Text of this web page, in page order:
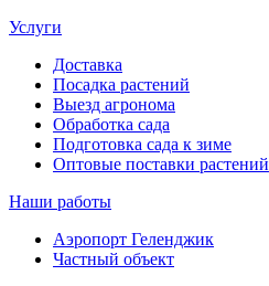
Услуги
Доставка
Посадка растений
Выезд агронома
Обработка сада
Подготовка сада к зиме
Оптовые поставки растений
Наши работы
Аэропорт Геленджик
Частный объект